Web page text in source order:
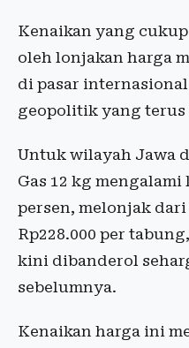
Kenaikan yang
oleh lonjakan harga
di pasar
geopolitik yang
Untuk wilayah Jawa
Gas 12 kg
persen, melonjak dari
Rp228.000 per
kini dibanderol
sebelumnya.
​Kenaikan harga ini